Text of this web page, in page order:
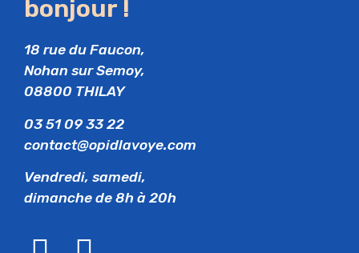
bonjour !
18 rue du Faucon,
Nohan sur Semoy,
08800 THILAY
03 51 09 33 22
contact@opidlavoye.com
Vendredi, samedi,
dimanche de 8h à 20h